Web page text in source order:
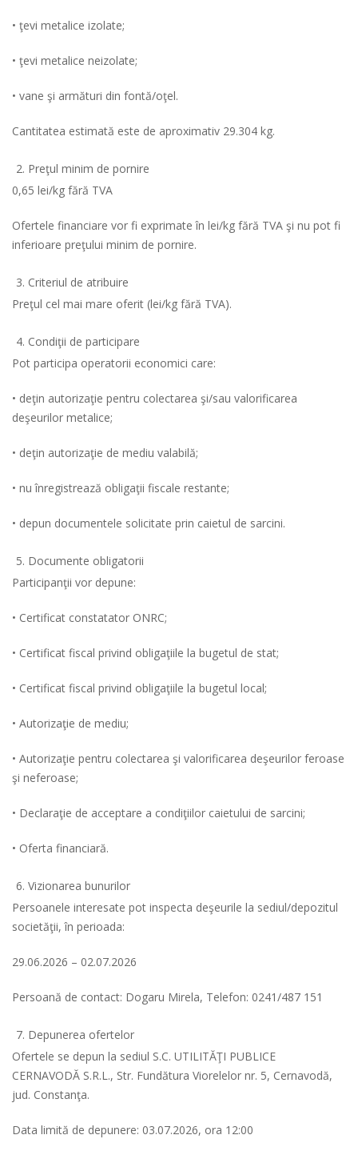
• ţevi metalice izolate;
• ţevi metalice neizolate;
• vane şi armături din fontă/oţel.
Cantitatea estimată este de aproximativ 29.304 kg.
Preţul minim de pornire
0,65 lei/kg fără TVA
Ofertele financiare vor fi exprimate în lei/kg fără TVA şi nu pot fi
inferioare preţului minim de pornire.
Criteriul de atribuire
Preţul cel mai mare oferit (lei/kg fără TVA).
Condiţii de participare
Pot participa operatorii economici care:
• deţin autorizaţie pentru colectarea şi/sau valorificarea
deşeurilor metalice;
• deţin autorizaţie de mediu valabilă;
• nu înregistrează obligaţii fiscale restante;
• depun documentele solicitate prin caietul de sarcini.
Documente obligatorii
Participanţii vor depune:
• Certificat constatator ONRC;
• Certificat fiscal privind obligaţiile la bugetul de stat;
• Certificat fiscal privind obligaţiile la bugetul local;
• Autorizaţie de mediu;
• Autorizaţie pentru colectarea şi valorificarea deşeurilor feroase
şi neferoase;
• Declaraţie de acceptare a condiţiilor caietului de sarcini;
• Oferta financiară.
Vizionarea bunurilor
Persoanele interesate pot inspecta deşeurile la sediul/depozitul
societăţii, în perioada:
29.06.2026 – 02.07.2026
Persoană de contact: Dogaru Mirela, Telefon: 0241/487 151
Depunerea ofertelor
Ofertele se depun la sediul S.C. UTILITĂŢI PUBLICE
CERNAVODĂ S.R.L., Str. Fundătura Viorelelor nr. 5, Cernavodă,
jud. Constanţa.
Data limită de depunere: 03.07.2026, ora 12:00